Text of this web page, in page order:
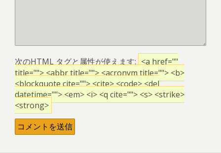
次のHTML タグと属性が使えます: <a href=""
title=""> <abbr title=""> <acronym title=""> <b>
<blockquote cite=""> <cite> <code> <del
datetime=""> <em> <i> <q cite=""> <s> <strike>
<strong>